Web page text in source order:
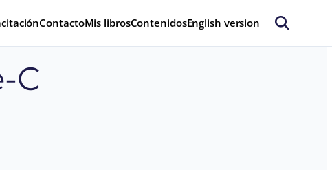
ContactoMis librosContenidosEnglish version
C